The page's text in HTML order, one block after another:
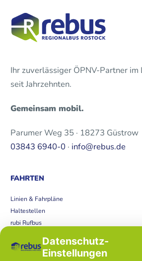
Ihr zuverlässiger ÖPNV-Partner im
seit Jahrzehnten.
Gemeinsam mobil.
Parumer Weg 35 · 18273 Güstrow
03843 6940-0 · info@rebus.de
FAHRTEN
Linien & Fahrpläne
Haltestellen
rubi Rufbus
Störungen Datenschutz-
Einstellungen